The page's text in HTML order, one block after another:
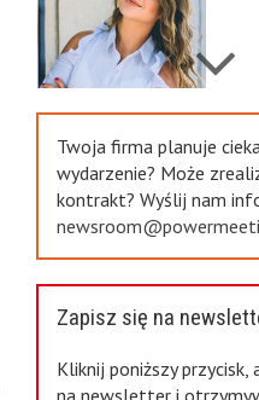
Twoja firma planuje
wydarzenie? Może
kontrakt? Wyślij nam
Zapisz się na
Kliknij poniższy przycisk,
na newsletter i